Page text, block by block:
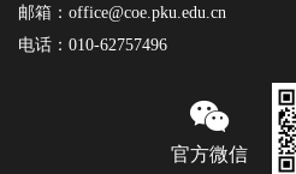
邮箱：office@coe.pku.edu.cn
电话：010-62757496
官方微信